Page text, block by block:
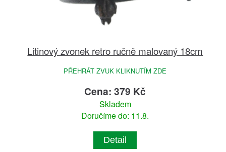
Litinový zvonek retro ručně malovaný 18cm
PŘEHRÁT ZVUK KLIKNUTÍM ZDE
Cena: 379 Kč
Skladem
Doručíme do: 11.8.
Detail